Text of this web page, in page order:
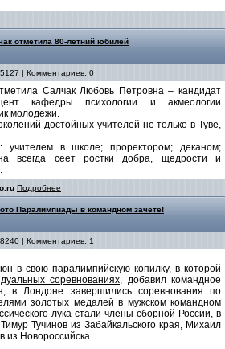
отметила 80-летний юбилей
| Комментариев: 0
Салчак Любовь Петровна – кандидат
кафедры психологии и акмеологии
молодежи.
достойных учителей не только в Туве,
в школе; проректором; деканом;
всегда сеет ростки добра, щедрости и
Подробнее
Паралимпиады в командном зачете!
| Комментариев: 1
в свою паралимпийскую копилку, в которой
соревнованиях, добавил командное
в Лондоне завершились соревнования по
золотых медалей в мужском командном
лука стали члены сборной России, в
Тучинов из Забайкальского края, Михаил
из Новороссийска.